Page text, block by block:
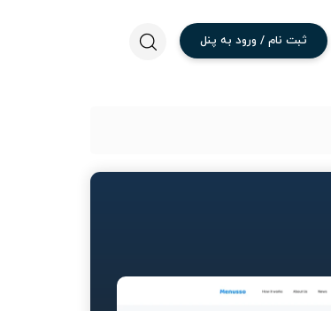
ثبت نام / ورود به پنل